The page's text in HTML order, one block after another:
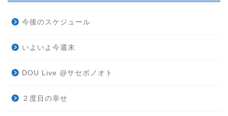
今後のスケジュール
いよいよ今週末
DOU Live @サセボノオト
２度目の幸せ